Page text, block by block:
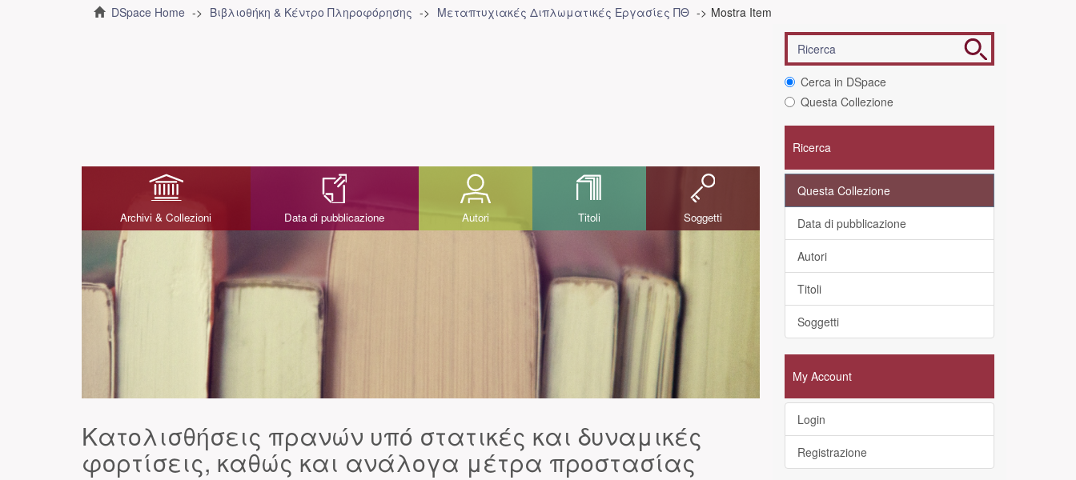
DSpace Home Βιβλιοθήκη & Κέντρο Πληροφόρησης Μεταπτυχιακές Διπλωματικές Εργασίες ΠΘ Mostra Item
Archivi & Collezioni Data di pubblicazione Autori Titoli Soggetti
Κατολισθήσεις πρανών υπό στατικές και δυναμικές
φορτίσεις, καθώς και ανάλογα μέτρα προστασίας
Cerca in DSpace
Questa Collezione
Ricerca
Questa Collezione
Data di pubblicazione
Autori
Titoli
Soggetti
My Account
Login
Registrazione